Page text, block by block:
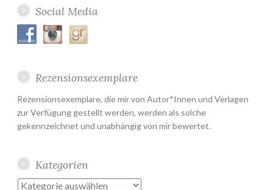
Social Media
Rezensionsexemplare
Rezensionsexemplare, die mir von Autor*Innen und Verlagen
zur Verfügung gestellt werden, werden als solche
gekennzeichnet und unabhängig von mir bewertet.
Kategorien
Kategorien